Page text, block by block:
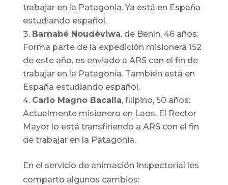
trabajar en la Patagonia. Ya está en España
estudiando español.
Barnabé Noudéviwa, de Benín, 46 años:
Forma parte de la expedición misionera 152
de este año. es enviado a ARS con el fin de
trabajar en la Patagonia. También está en
España estudiando español.
Carlo Magno Bacalla, filipino, 50 años:
Actualmente misionero en Laos. El Rector
Mayor lo está transfiriendo a ARS con el fin
de trabajar en la Patagonia.
En el servicio de animación Inspectorial les
comparto algunos cambios: